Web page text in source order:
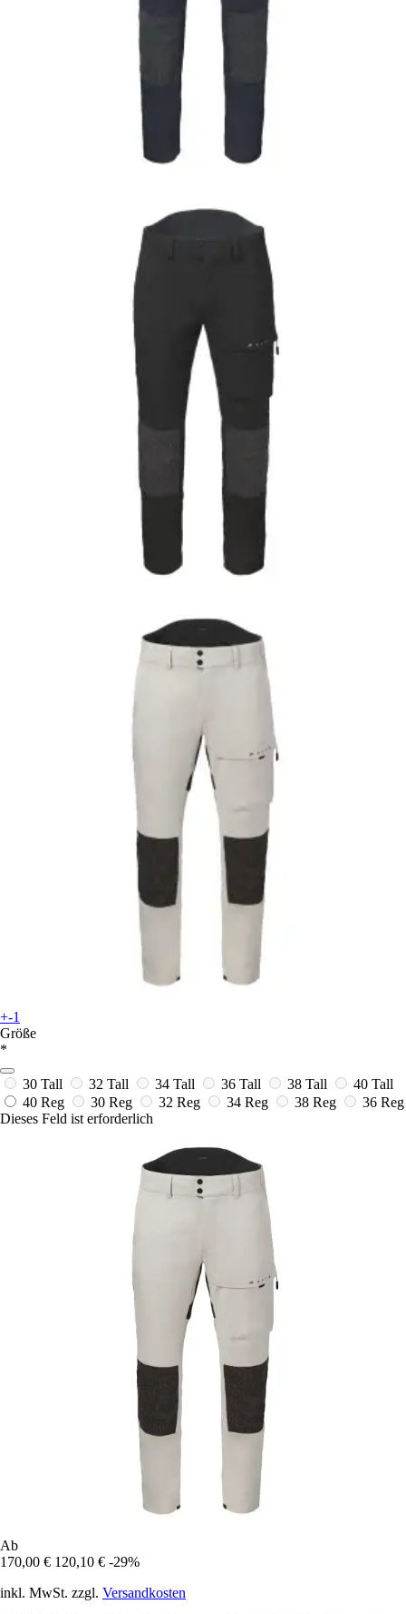
+-1
Größe
*
30 Tall 32 Tall 34 Tall 36 Tall 38 Tall
40 Tall
40 Reg
30 Reg 32 Reg 34 Reg 38 Reg
36 Reg
Dieses Feld ist erforderlich
Ab
170,00 € 120,10 € -29%
inkl. MwSt. zzgl. Versandkosten